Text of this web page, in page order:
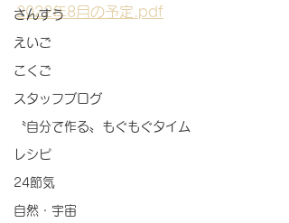
さんすう
えいご
こくご
スタッフブログ
〝自分で作る〟もぐもぐタイム
レシピ
24節気
自然・宇宙
2022年8月の予定.pdf